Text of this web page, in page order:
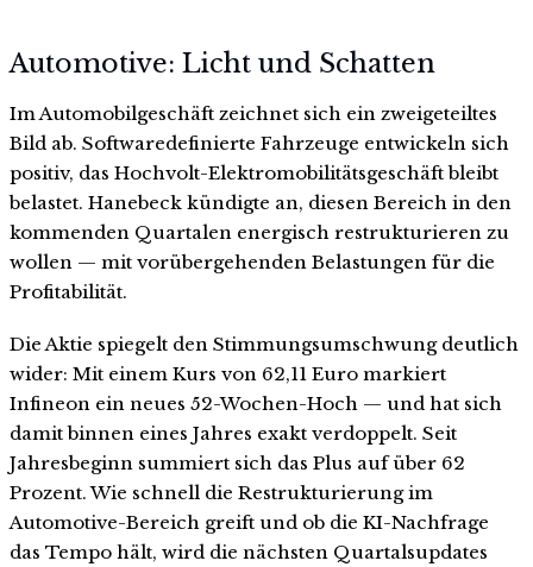
Automotive: Licht und Schatten
Im Automobilgeschäft zeichnet sich ein zweigeteiltes
Bild ab. Softwaredefinierte Fahrzeuge entwickeln sich
positiv, das Hochvolt-Elektromobilitätsgeschäft bleibt
belastet. Hanebeck kündigte an, diesen Bereich in den
kommenden Quartalen energisch restrukturieren zu
wollen — mit vorübergehenden Belastungen für die
Profitabilität.
Die Aktie spiegelt den Stimmungsumschwung deutlich
wider: Mit einem Kurs von 62,11 Euro markiert
Infineon ein neues 52-Wochen-Hoch — und hat sich
damit binnen eines Jahres exakt verdoppelt. Seit
Jahresbeginn summiert sich das Plus auf über 62
Prozent. Wie schnell die Restrukturierung im
Automotive-Bereich greift und ob die KI-Nachfrage
das Tempo hält, wird die nächsten Quartalsupdates